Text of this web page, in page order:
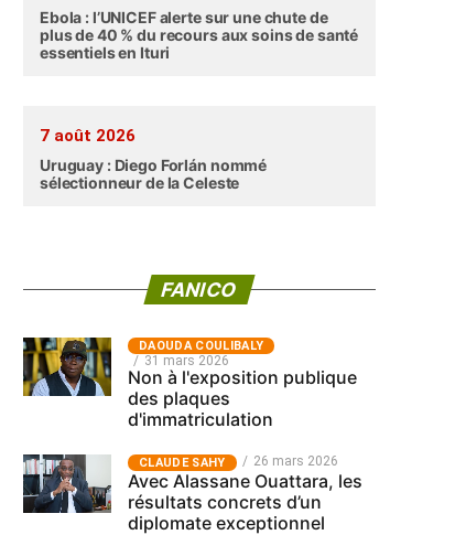
Ebola : l’UNICEF alerte sur une chute de
plus de 40 % du recours aux soins de santé
essentiels en Ituri
7 août 2026
Uruguay : Diego Forlán nommé
sélectionneur de la Celeste
FANICO
‎DAOUDA COULIBALY
31 mars 2026
Non à l'exposition publique
des plaques
d'immatriculation
CLAUDE SAHY 26 mars 2026
Avec Alassane Ouattara, les
résultats concrets d’un
diplomate exceptionnel